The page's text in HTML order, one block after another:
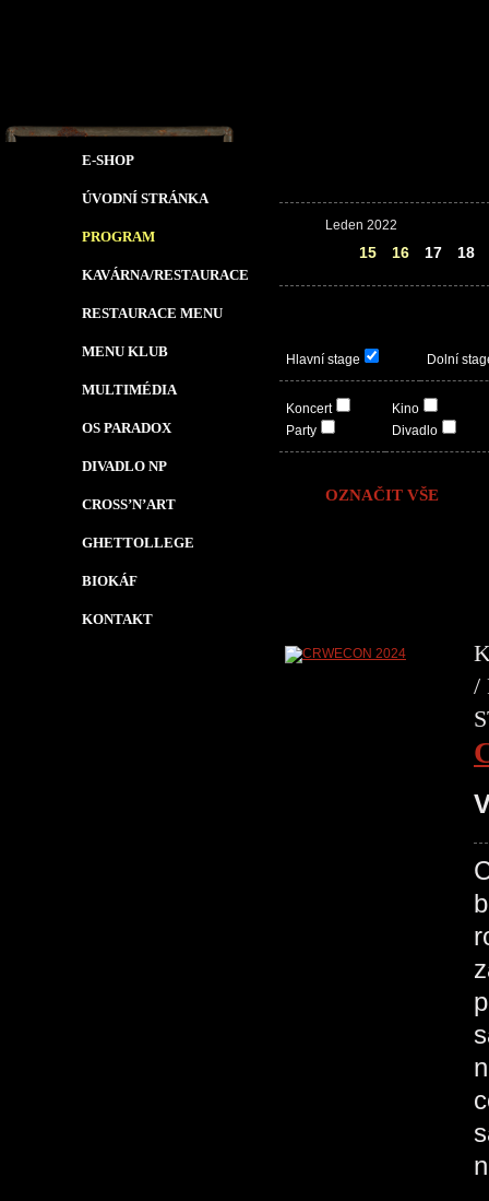
E-SHOP
ÚVODNÍ STRÁNKA
PROGRAM
KAVÁRNA/RESTAURACE
RESTAURACE MENU
MENU KLUB
MULTIMÉDIA
OS PARADOX
DIVADLO NP
CROSS’N’ART
GHETTOLLEGE
BIOKÁF
KONTAKT
Leden 2022
15 16 17 18
Hlavní stage Dolní
Koncert
Party
Kino
Divadlo
OZNAČIT VŠE
/